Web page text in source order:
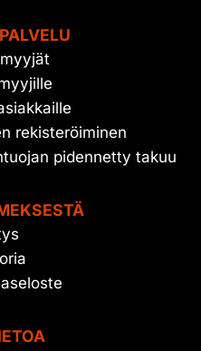
rekisteröiminen
pidennetty takuu